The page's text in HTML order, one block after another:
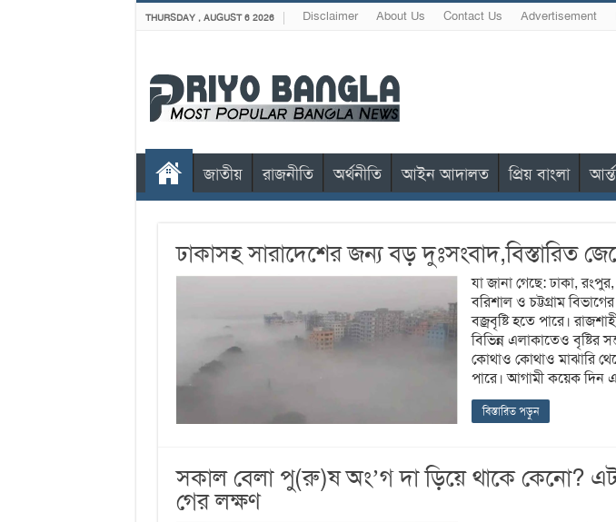
THURSDAY , AUGUST 6 2026 Disclaimer About Us Contact Us Advertisement
জাতীয় রাজনীতি অর্থনীতি আইন আদালত প্রিয় বাংলা
ঢাকাসহ সারাদেশের জন্য বড় দুঃসংবাদ,বিস্তারিত
যা জানা গেছে: ঢাকা,
বরিশাল ও চট্টগ্রাম
বজ্রবৃষ্টি হতে পারে।
বিভিন্ন এলাকাতেও বৃষ্টির
কোথাও কোথাও মাঝারি
পারে। আগামী কয়েক
বিস্তারিত পড়ুন
সকাল বেলা পু(রু)ষ অং’গ দা ড়িয়ে থাকে কেনো?
গের লক্ষণ